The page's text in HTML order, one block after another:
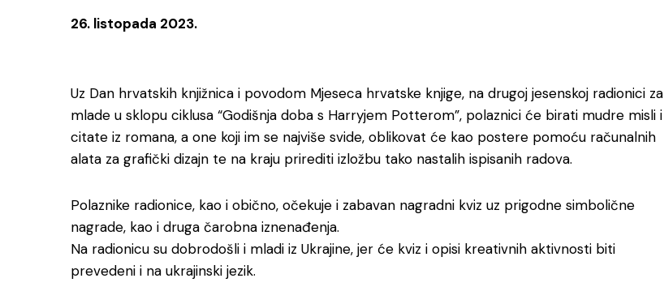
26. listopada 2023.
Uz Dan hrvatskih knjižnica i povodom Mjeseca hrvatske knjige, na drugoj jesenskoj radionici za
mlade u sklopu ciklusa “Godišnja doba s Harryjem Potterom”, polaznici će birati mudre misli i
citate iz romana, a one koji im se najviše svide, oblikovat će kao postere pomoću računalnih
alata za grafički dizajn te na kraju prirediti izložbu tako nastalih ispisanih radova.
Polaznike radionice, kao i obično, očekuje i zabavan nagradni kviz uz prigodne simbolične
nagrade, kao i druga čarobna iznenađenja.
Na radionicu su dobrodošli i mladi iz Ukrajine, jer će kviz i opisi kreativnih aktivnosti biti
prevedeni i na ukrajinski jezik.